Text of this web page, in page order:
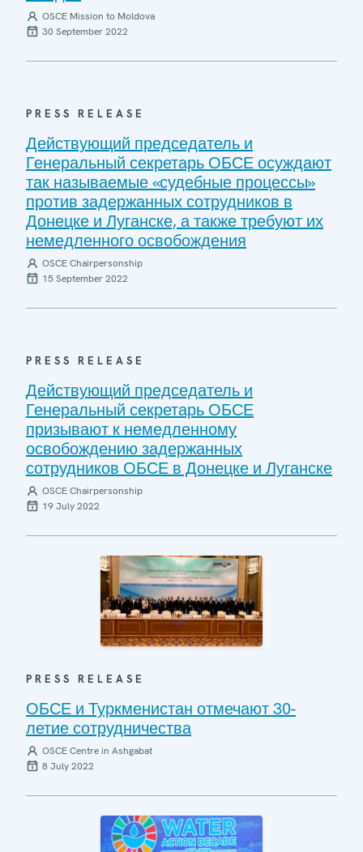
OSCE Mission to Moldova
30 September 2022
PRESS RELEASE
Действующий председатель и
Генеральный секретарь ОБСЕ осуждают
так называемые «судебные процессы»
против задержанных сотрудников в
Донецке и Луганске, а также требуют их
немедленного освобождения
OSCE Chairpersonship
15 September 2022
PRESS RELEASE
Действующий председатель и
Генеральный секретарь ОБСЕ
призывают к немедленному
освобождению задержанных
сотрудников ОБСЕ в Донецке и Луганске
OSCE Chairpersonship
19 July 2022
PRESS RELEASE
ОБСЕ и Туркменистан отмечают 30-
летие сотрудничества
OSCE Centre in Ashgabat
8 July 2022